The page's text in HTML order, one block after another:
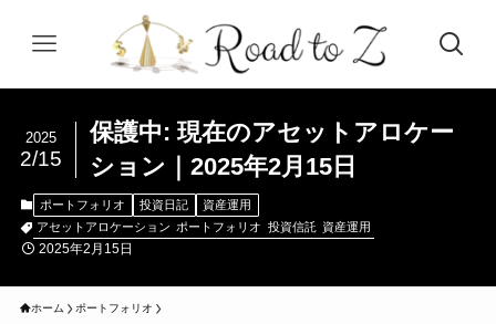
保護中: 現在のアセットアロケー
ション｜2025年2月15日
2025
2/15
ポートフォリオ 投資日記
資産運用
アセットアロケーション ポートフォリオ 投資信託 資産運用
2025年2月15日
ホーム ポートフォリオ